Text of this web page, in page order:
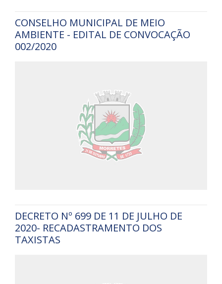
CONSELHO MUNICIPAL DE MEIO
AMBIENTE - EDITAL DE CONVOCAÇÃO
002/2020
DECRETO Nº 699 DE 11 DE JULHO DE
2020- RECADASTRAMENTO DOS
TAXISTAS